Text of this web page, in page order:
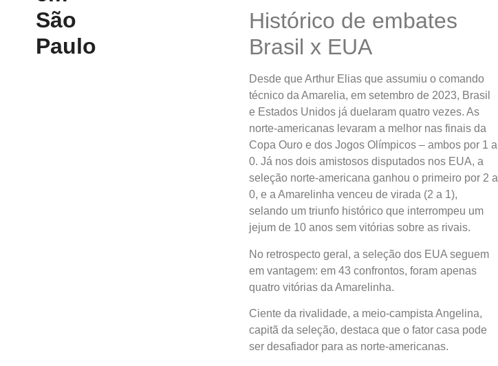
São
Paulo
Histórico de embates
Brasil x EUA
Desde que Arthur Elias que assumiu o comando
técnico da Amarelia, em setembro de 2023, Brasil
e Estados Unidos já duelaram quatro vezes. As
norte-americanas levaram a melhor nas finais da
Copa Ouro e dos Jogos Olímpicos – ambos por 1 a
0. Já nos dois amistosos disputados nos EUA, a
seleção norte-americana ganhou o primeiro por 2 a
0, e a Amarelinha venceu de virada (2 a 1),
selando um triunfo histórico que interrompeu um
jejum de 10 anos sem vitórias sobre as rivais.
No retrospecto geral, a seleção dos EUA seguem
em vantagem: em 43 confrontos, foram apenas
quatro vitórias da Amarelinha.
Ciente da rivalidade, a meio-campista Angelina,
capitã da seleção, destaca que o fator casa pode
ser desafiador para as norte-americanas.